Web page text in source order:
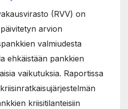
(RVV) on
arvion
valmiudesta
ehkäistään pankkien
vaikutuksia. Raportissa
kriisitilanteisiin